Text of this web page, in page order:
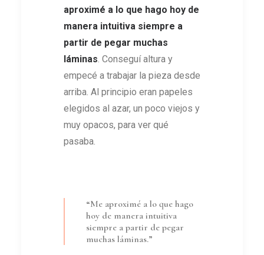
aproximé a lo que hago hoy de
manera intuitiva siempre a
partir de pegar muchas
láminas. Conseguí altura y
empecé a trabajar la pieza desde
arriba. Al principio eran papeles
elegidos al azar, un poco viejos y
muy opacos, para ver qué
pasaba.
“Me aproximé a lo que hago
hoy de manera intuitiva
siempre a partir de pegar
muchas láminas.”